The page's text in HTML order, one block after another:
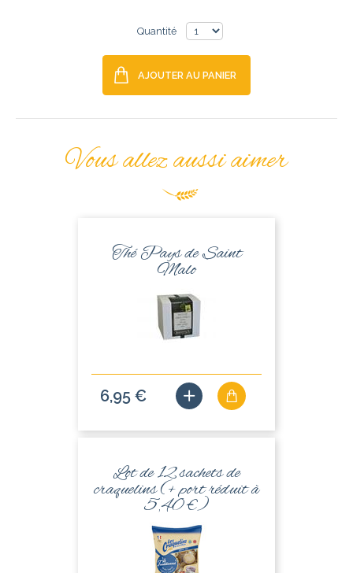
Quantité
AJOUTER AU PANIER
Vous allez aussi aimer
Thé Pays de Saint
Malo
6,95 €
Lot de 12 sachets de
craquelins (+ port réduit à
5,40 €)